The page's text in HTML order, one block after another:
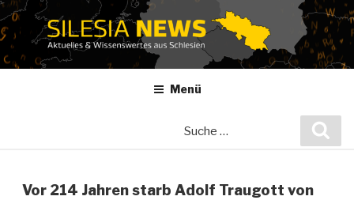
Zum
Inhalt
springen
Menü
Vor 214 Jahren starb Adolf Traugott von